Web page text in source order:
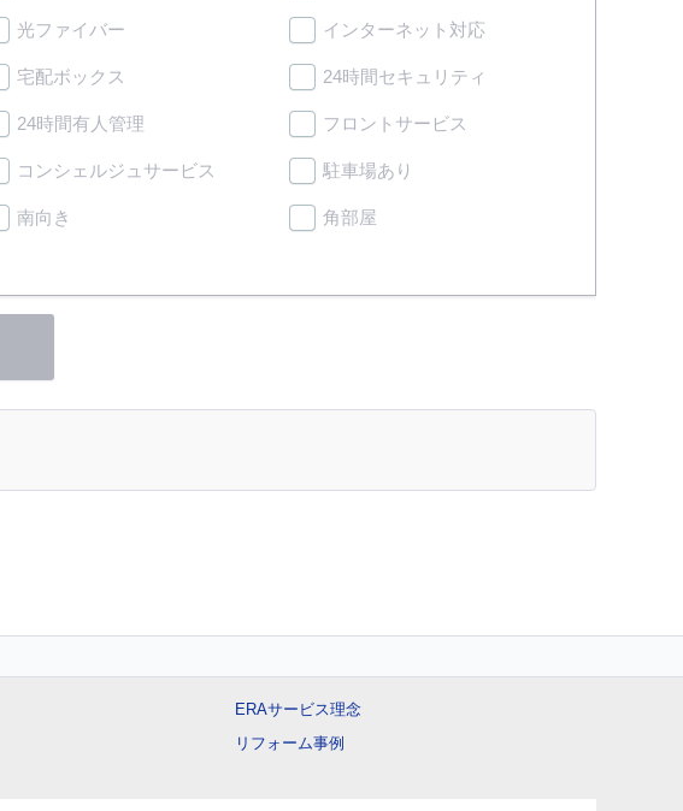
光ファイバー インターネット対応
宅配ボックス 24時間セキュリティ
24時間有人管理 フロントサービス
コンシェルジュサービス 駐車場あり
南向き 角部屋
ERAサービス理念
リフォーム事例